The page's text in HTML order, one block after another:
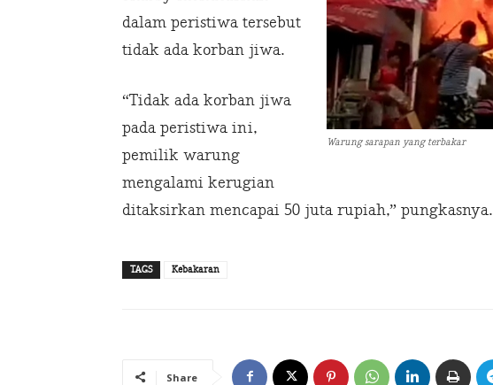
Warung sarapan yang terbakar
dalam peristiwa tersebut
tidak ada korban jiwa.
“Tidak ada korban jiwa
pada peristiwa ini,
pemilik warung
mengalami kerugian
ditaksirkan mencapai 50 juta rupiah,” pungkasnya.
TAGS Kebakaran
Share